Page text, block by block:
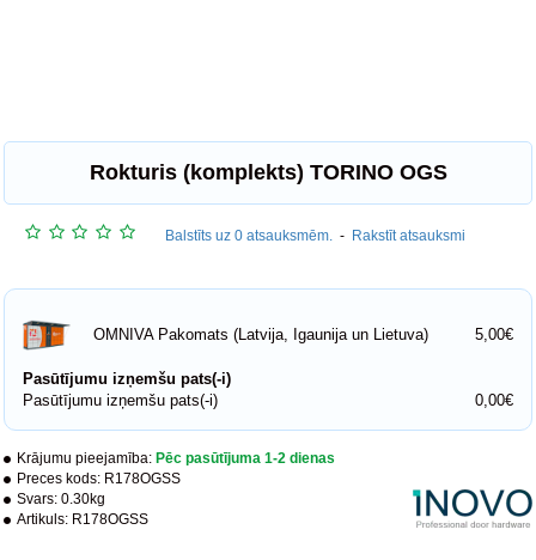
Rokturis (komplekts) TORINO OGS
Krājumu pieejamība: Pēc pasūtījuma 1-2 dienas
Preces kods: R178OGSS
Svars: 0.30kg
Artikuls: R178OGSS
Balstīts uz 0 atsauksmēm. - Rakstīt atsauksmi
OMNIVA Pakomats (Latvija, Igaunija un Lietuva) 5,00€
Pasūtījumu izņemšu pats(-i)
Pasūtījumu izņemšu pats(-i)
0,00€